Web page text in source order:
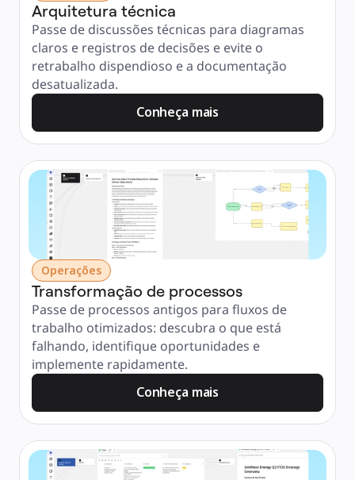
Arquitetura técnica
Passe de discussões técnicas para diagramas
claros e registros de decisões e evite o
retrabalho dispendioso e a documentação
desatualizada.
Conheça mais
Operações
Transformação de processos
Passe de processos antigos para fluxos de
trabalho otimizados: descubra o que está
falhando, identifique oportunidades e
implemente rapidamente.
Conheça mais